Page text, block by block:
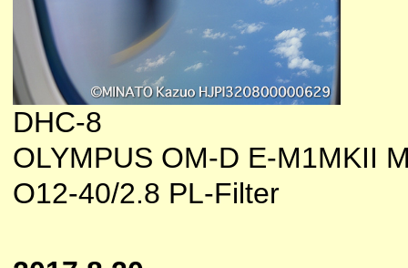
DHC-8
OLYMPUS OM-D E-M1MKII
O12-40/2.8 PL-Filter